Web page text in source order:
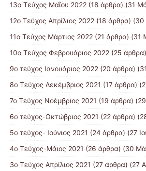
13ο Τεύχος Μαΐου 2022 (18 άρθρα) (31
12ο Τεύχος Απρίλιος 2022 (18 άρθρα) (30
11o Tεύχος Μάρτιος 2022 (21 άρθρα) (31
10o Tεύχος Φεβρουάριος 2022 (25
9o τεύχος Ιανουάριος 2022 (20 άρθρα)
8o Tεύχος Δεκέμβριος 2021 (17 άρθρα)
7o Τεύχος Νοέμβριος 2021 (19 άρθρα)
6ο τεύχος-Οκτώβριος 2021 (22 άρθρα)
5ο τεύχος- Ιούνιος 2021 (24 άρθρα) (27
4o Tεύχος-Μάιος 2021 (26 άρθρα) (30
3ο Τεύχος Απρίλιος 2021 (27 άρθρα) (27